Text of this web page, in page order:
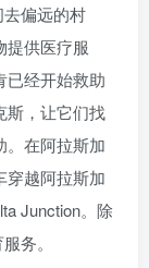
偏远的村
提供医疗服
已经开始救助
斯，让它们找
。在阿拉斯加
穿越阿拉斯加
Junction。除
务。